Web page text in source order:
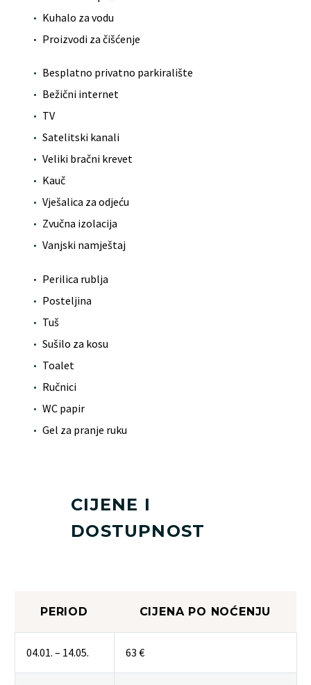
Kuhalo za vodu
Proizvodi za čišćenje
Besplatno privatno parkiralište
Bežični internet
TV
Satelitski kanali
Veliki bračni krevet
Kauč
Vješalica za odjeću
Zvučna izolacija
Vanjski namještaj
Perilica rublja
Posteljina
Tuš
Sušilo za kosu
Toalet
Ručnici
WC papir
Gel za pranje ruku
CIJENE I
DOSTUPNOST
PERIOD CIJENA PO NOĆENJU
04.01. – 14.05. 63 €